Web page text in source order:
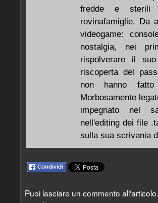
fredde e sterili
rovinafamiglie. Da
videogame:
nostalgia, nei
rispolverare il
riscoperta del
non hanno
Morbosamente
impegnato nel
nell'editing dei file
sulla sua scrivania
Puoi lasciare un commento